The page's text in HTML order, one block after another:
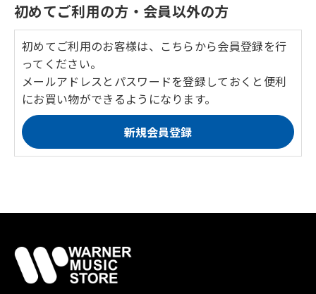
初めてご利用の方・会員以外の方
初めてご利用のお客様は、こちらから会員登録を行
ってください。
メールアドレスとパスワードを登録しておくと便利
にお買い物ができるようになります。